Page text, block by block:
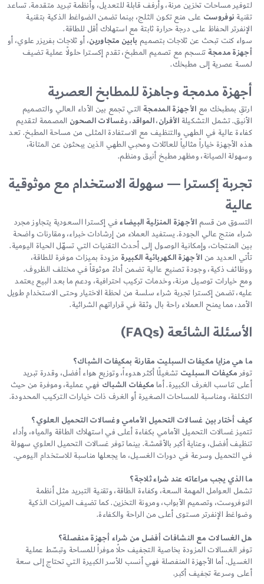
لتوفير مساحات تخزين مرنة، وأرفف قابلة للتعديل، وأنظمة تبريد متقدمة. تساعد
تقنية نوفروست على منع تكون الثلج، بينما تضمن الضواغط الذكية بتقنية
الإنفرتر الحفاظ على درجة حرارة ثابتة مع استهلاك أقل للطاقة.
سواء كنت تبحث عن ثلاجات بتصميم بابين متجاورين، أو ثلاجات بفريزر علوي، أو
أجهزة مدمجة تنسجم مع تصميم المطبخ، تقدم إكسترا حلولاً عملية تضيف
لمسة عصرية إلى مطبخك.
أجهزة مدمجة وجاهزة للمطابخ العصرية
ارتقِ بمطبخك مع الأجهزة المدمجة التي تجمع بين الأداء العالي والتصميم
الأنيق. تشمل التشكيلة
الأفران ، المواقد، وغسالات الصحون المصممة لتقديم
كفاءة عالية في الطهي والتنظيف مع الاستفادة المثلى من مساحة المطبخ. تعد
هذه الأجهزة خياراً مثالياً للعائلات ومحبي الطهي الذين يبحثون عن المتانة،
وسهولة الصيانة، ومظهر مطبخ أنيق ومنظم.
تجربة إكسترا — سهولة الاستخدام مع موثوقية
عالية
التسوق من قسم الأجهزة المنزلية البيضاءفي إكسترا السعودية يتجاوز مجرد
شراء منتج عالي الجودة. يستفيد العملاء من إرشادات خبراء، ومقارنات واضحة
بين المنتجات، وإمكانية الوصول إلى أحدث التقنيات التي تسهّل الحياة اليومية.
تأتي العديد من
الأجهزة الكهربائية الكبيرة مزودة بميزات موفرة للطاقة،
ووظائف ذكية، وجودة تصنيع عالية تضمن أداءً موثوقاً في مختلف الظروف.
ومع خيارات توصيل مرنة، وخدمات تركيب احترافية، ودعم ما بعد البيع يعتمد
عليه، تضمن إكسترا تجربة شراء سلسة من لحظة الاختيار وحتى الاستخدام طويل
الأمد، مما يمنح العملاء راحة بال وثقة في قراراتهم الشرائية.
الأسئلة الشائعة (FAQs)
ما هي مزايا مكيفات السبليت مقارنة بمكيفات الشباك؟
توفر مكيفات السبليت تشغيلًا أكثر هدوءاً، وتوزيع هواء أفضل، وقدرة تبريد
أعلى تناسب الغرف الكبيرة. أما مكيفات الشباك فهي عملية، وموفرة من حيث
التكلفة، ومناسبة للمساحات الصغيرة أو الغرف ذات خيارات التركيب المحدودة.
كيف أختار بين غسالات التحميل الأمامي وغسالات التحميل العلوي؟
تتميز غسالات التحميل الأمامي بكفاءة أعلى في استهلاك الطاقة والمياه، وأداء
تنظيف أفضل، وعناية أكبر بالأقمشة. بينما توفر غسالات التحميل العلوي سهولة
في التحميل وسرعة في دورات الغسيل، ما يجعلها مناسبة للاستخدام اليومي.
ما الذي يجب مراعاته عند شراء ثلاجة؟
تشمل العوامل المهمة السعة، وكفاءة الطاقة، وتقنية التبريد مثل أنظمة
النوفروست، وتصميم الأبواب، ومرونة التخزين. كما تضيف الميزات الذكية
وضواغط الإنفرتر مستوى أعلى من الراحة والكفاءة.
هل الغسالات مع النشافات أفضل من شراء أجهزة منفصلة؟
توفر الغسالات المزودة بخاصية التجفيف حلاً موفراً للمساحة وتبسّط عملية
الغسيل. أما الأجهزة المنفصلة فهي أنسب للأسر الكبيرة التي تحتاج إلى سعة
أعلى وسرعة تجفيف أكبر.